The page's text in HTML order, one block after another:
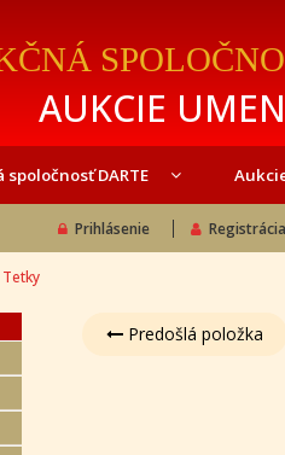
AUKCIE
spoločnosť DARTE
Prihlásenie Registrácia
Predošlá položka